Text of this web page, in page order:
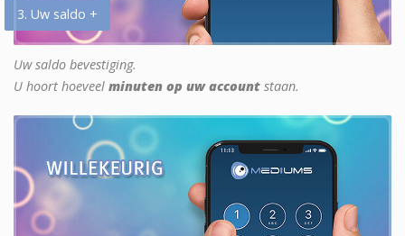
3. Uw saldo +
Uw saldo bevestiging.
U hoort hoeveel minuten op uw account staan.